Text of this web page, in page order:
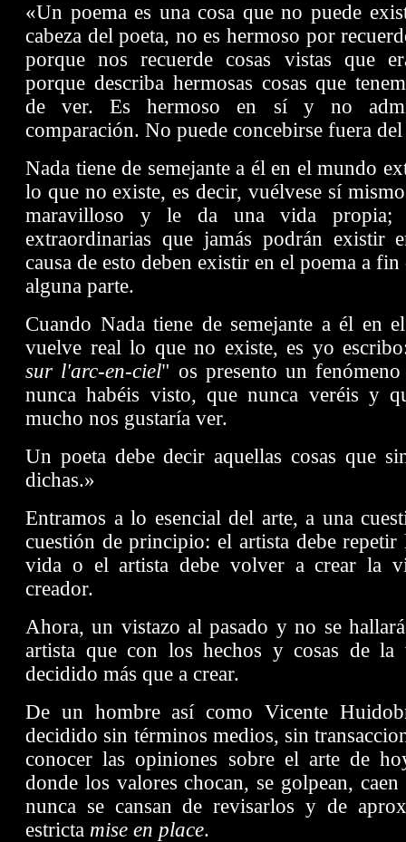
«Un poema es una cosa que no puede
cabeza del poeta, no es hermoso por
porque nos
recuerde cosas vistas que
porque describa hermosas cosas que
de ver. Es hermoso en sí y no
comparación. No puede concebirse fuera
Nada tiene de semejante a él en el mundo
lo que no existe, es decir, vuélvese sí
maravilloso y le da una vida propia;
extraordinarias que jamás podrán existir
causa de esto deben existir en el poema a
alguna parte.
Cuando Nada tiene de semejante a él en
vuelve real lo que no existe, es yo
sur l'arc-en-ciel" os presento un
nunca habéis visto, que nunca veréis y
mucho nos gustaría ver.
Un poeta debe decir aquellas cosas que
dichas.»
Entramos a lo esencial del arte, a una
cuestión de principio: el artista debe repetir
vida o el artista debe volver a crear la
creador.
Ahora, un vistazo al pasado y no se
artista que con los hechos y cosas de la
decidido más que a crear.
De un hombre así como Vicente
decidido sin términos medios, sin
conocer las opiniones sobre el arte de
donde los valores chocan, se golpean,
nunca se cansan de revisarlos y de
estricta mise en place.